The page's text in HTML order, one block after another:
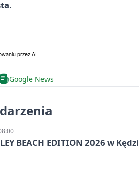
.
Google News
BEACH EDITION 2026 w